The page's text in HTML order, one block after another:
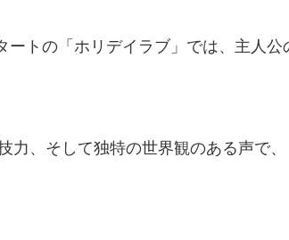
ートの「ホリデイラブ」では、主人公
力、そして独特の世界観のある声で